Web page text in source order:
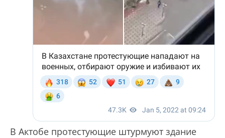
В Актобе протестующие штурмуют здание